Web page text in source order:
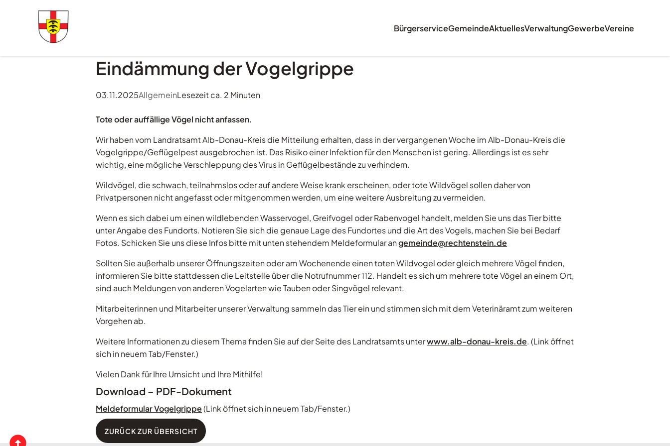
BürgerserviceGemeindeAktuellesVerwaltungGewerbeVereine
Eindämmung der Vogelgrippe
Veröffentlicht am
03.11.2025AllgemeinLesezeit ca. 2 Minuten
Tote oder auffällige Vögel nicht anfassen.
Wir haben vom Landratsamt Alb-Donau-Kreis die Mitteilung erhalten, dass in der vergangenen Woche im Alb-Donau-Kreis die
Vogelgrippe/Geflügelpest ausgebrochen ist. Das Risiko einer Infektion für den Menschen ist gering. Allerdings ist es sehr
wichtig, eine mögliche Verschleppung des Virus in Geflügelbestände zu verhindern.
Wildvögel, die schwach, teilnahmslos oder auf andere Weise krank erscheinen, oder tote Wildvögel sollen daher von
Privatpersonen nicht angefasst oder mitgenommen werden, um eine weitere Ausbreitung zu vermeiden.
Wenn es sich dabei um einen wildlebenden Wasservogel, Greifvogel oder Rabenvogel handelt, melden Sie uns das Tier bitte
unter Angabe des Fundorts. Notieren Sie sich die genaue Lage des Fundortes und die Art des Vogels, machen Sie bei Bedarf
Fotos. Schicken Sie uns diese Infos bitte mit unten stehendem Meldeformular angemeinde@rechtenstein.de
Sollten Sie außerhalb unserer Öffnungszeiten oder am Wochenende einen toten Wildvogel oder gleich mehrere Vögel finden,
informieren Sie bitte stattdessen die Leitstelle über die Notrufnummer 112. Handelt es sich um mehrere tote Vögel an einem Ort,
sind auch Meldungen von anderen Vogelarten wie Tauben oder Singvögel relevant.
Mitarbeiterinnen und Mitarbeiter unserer Verwaltung sammeln das Tier ein und stimmen sich mit dem Veterinäramt zum weiteren
Vorgehen ab.
Weitere Informationen zu diesem Thema finden Sie auf der Seite des Landratsamts unterwww.alb-donau-kreis.de. (Link öffnet
sich in neuem Tab/Fenster.)
Vielen Dank für Ihre Umsicht und Ihre Mithilfe!
Download – PDF-Dokument
Meldeformular Vogelgrippe(Link öffnet sich in neuem Tab/Fenster.)
zurück zur Übersicht
ZURÜCK ZUR ÜBERSICHT